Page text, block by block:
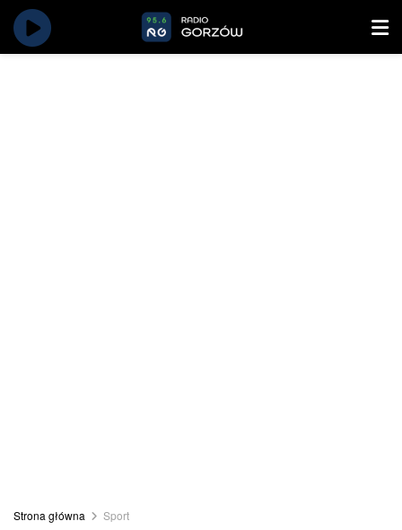
Strona główna Sport